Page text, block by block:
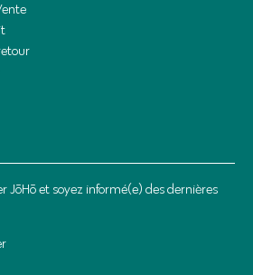
JōHō et soyez informé(e) des dernières